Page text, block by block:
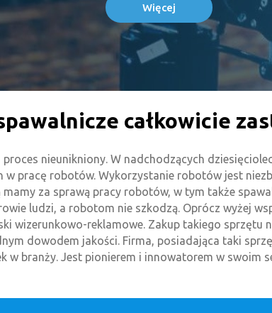
Więcej
całkowicie
nieunikniony. W nadchodzących
pracę robotów. Wykorzystanie robotów jest
za sprawą pracy robotów, w tym także
ludzi, a robotom nie szkodzą. Oprócz wyżej
wizerunkowo-reklamowe. Zakup takiego sprzętu
dowodem jakości. Firma, posiadająca taki
w branży. Jest pionierem i innowatorem w swoim